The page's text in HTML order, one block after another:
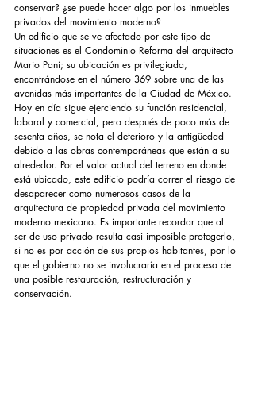
conservar? ¿se puede hacer algo por los inmuebles
privados del movimiento moderno?
Un edificio que se ve afectado por este tipo de
situaciones es el Condominio Reforma del arquitecto
Mario Pani; su ubicación es privilegiada,
encontrándose en el número 369 sobre una de las
avenidas más importantes de la Ciudad de México.
Hoy en día sigue ejerciendo su función residencial,
laboral y comercial, pero después de poco más de
sesenta años, se nota el deterioro y la antigüedad
debido a las obras contemporáneas que están a su
alrededor. Por el valor actual del terreno en donde
está ubicado, este edificio podría correr el riesgo de
desaparecer como numerosos casos de la
arquitectura de propiedad privada del movimiento
moderno mexicano. Es importante recordar que al
ser de uso privado resulta casi imposible protegerlo,
si no es por acción de sus propios habitantes, por lo
que el gobierno no se involucraría en el proceso de
una posible restauración, restructuración y
conservación.